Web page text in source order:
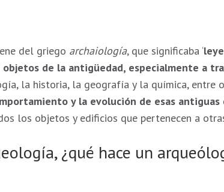
del griego archaiología, que significaba ‘
de la antigüedad, especialmente a
la historia, la geografía y la química, entre
y la evolución de esas antiguas
los objetos y edificios que pertenecen a
¿qué hace un